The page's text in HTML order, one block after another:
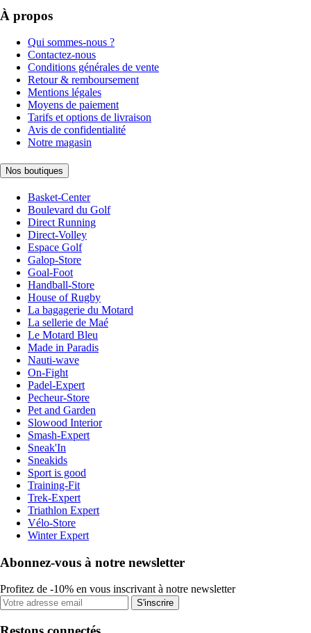
À propos
Qui sommes-nous ?
Contactez-nous
Conditions générales de vente
Retour & remboursement
Mentions légales
Moyens de paiement
Tarifs et options de livraison
Avis de confidentialité
Notre magasin
Nos boutiques
Basket-Center
Boulevard du Golf
Direct Running
Direct-Volley
Espace Golf
Galop-Store
Goal-Foot
Handball-Store
House of Rugby
La bagagerie du Motard
La sellerie de Maé
Le Motard Bleu
Made in Paradis
Nauti-wave
On-Fight
Padel-Expert
Pecheur-Store
Pet and Garden
Slowood Interior
Smash-Expert
Sneak'In
Sneakids
Sport is good
Training-Fit
Trek-Expert
Triathlon Expert
Vélo-Store
Winter Expert
Abonnez-vous à notre newsletter
Profitez de -10% en vous inscrivant à notre newsletter
S'inscrire